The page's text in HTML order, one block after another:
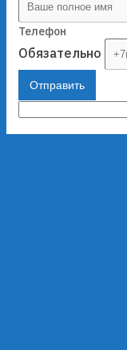
Телефон
Обязательно
Отправить